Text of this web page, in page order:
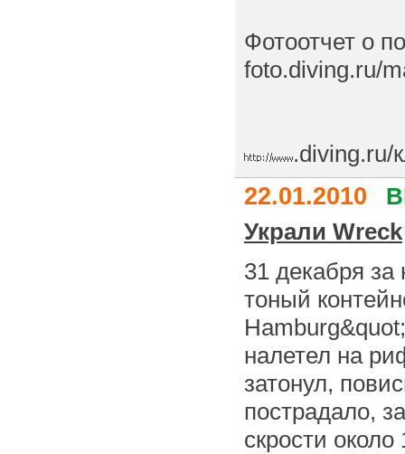
Фотоотчет о
foto.diving.ru/
.diving.ru/
22.01.2010
Украли Wreck
31 декабря за
тоный
налетел на
затонул,
пострадало,
скрости около